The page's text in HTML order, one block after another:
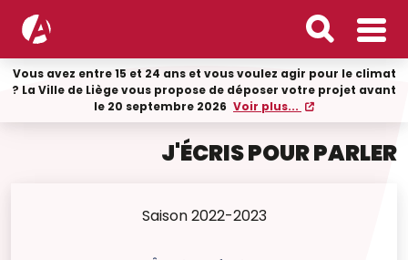
Vous avez entre 15 et 24 ans et vous voulez agir pour le climat
? La Ville de Liège vous propose de déposer votre projet avant
le 20 septembre 2026 Voir plus...
J'ÉCRIS POUR PARLER
Saison 2022-2023